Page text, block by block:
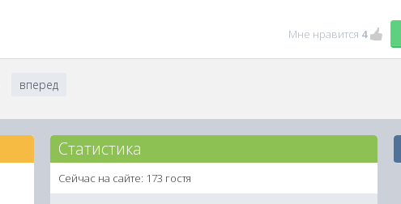
Мне нравится 4
вперед
Статистика
Сейчас на сайте: 173 гостя